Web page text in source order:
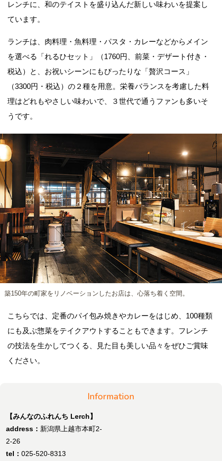
レンチに、和のテイストを盛り込んだ新しい味わいを提案し
ています。
ランチは、肉料理・魚料理・パスタ・カレーなどからメイン
を選べる「れるひセット」（1760円、前菜・デザート付き・
税込）と、お祝いシーンにもぴったりな「贅沢コース」
（3300円・税込）の２種を用意。栄養バランスを考慮した料
理はどれもやさしい味わいで、３世代で通うファンも多いそ
うです。
築150年の町家をリノベーションしたお店は、心落ち着く空間。
こちらでは、定番のパイ包み焼きやカレーをはじめ、100種類
にも及ぶ惣菜をテイクアウトすることもできます。フレンチ
の技法を生かしてつくる、見た目も美しい品々をぜひご賞味
ください。
Information
【みんなのふれんち Lerch】
address： 新潟県上越市本町2-
2-26
tel： 025-520-8313